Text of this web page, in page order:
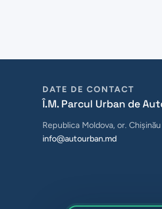
DATE DE CONTACT
Î.M. Parcul Urban de
Republica Moldova, or.
info@autourban.md